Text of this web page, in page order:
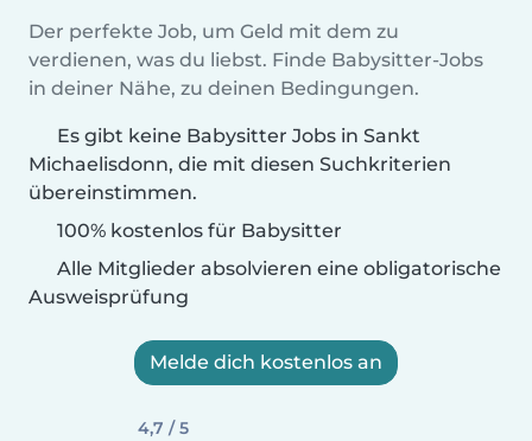
Der perfekte Job, um Geld mit dem zu
verdienen, was du liebst. Finde Babysitter-Jobs
in deiner Nähe, zu deinen Bedingungen.
Es gibt keine Babysitter Jobs in Sankt
Michaelisdonn, die mit diesen Suchkriterien
übereinstimmen.
100% kostenlos für Babysitter
Alle Mitglieder absolvieren eine obligatorische
Ausweisprüfung
Melde dich kostenlos an
4,7 / 5